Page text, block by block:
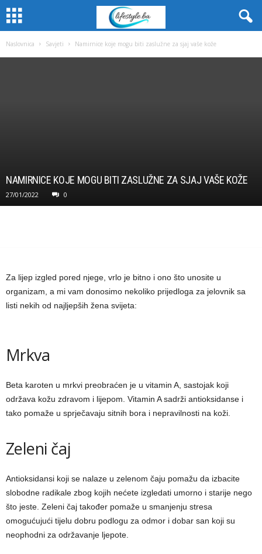
Naslovnica Savjeti Namirnice koje mogu biti zaslužne za sjaj vaše kože
NAMIRNICE KOJE MOGU BITI ZASLUŽNE ZA SJAJ VAŠE KOŽE
27/01/2022 0
Za lijep izgled pored njege, vrlo je bitno i ono što unosite u
organizam, a mi vam donosimo nekoliko prijedloga za jelovnik sa
listi nekih od najljepših žena svijeta:
Mrkva
Beta karoten u mrkvi preobraćen je u vitamin A, sastojak koji
održava kožu zdravom i lijepom. Vitamin A sadrži antioksidanse i
tako pomaže u sprječavaju sitnih bora i nepravilnosti na koži.
Zeleni čaj
Antioksidansi koji se nalaze u zelenom čaju pomažu da izbacite
slobodne radikale zbog kojih nećete izgledati umorno i starije nego
što jeste. Zeleni čaj također pomaže u smanjenju stresa
omogućujući tijelu dobru podlogu za odmor i dobar san koji su
neophodni za održavanje ljepote.